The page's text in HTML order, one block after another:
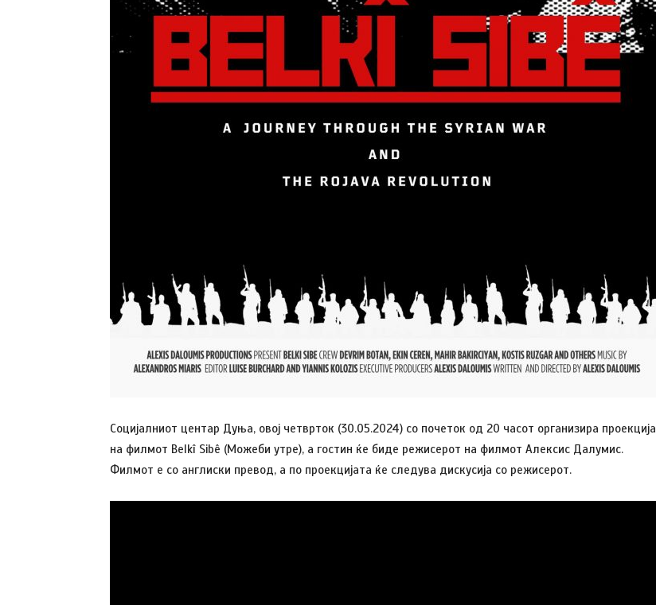
Социјалниот центар Дуња, овој четврток (30.05.2024) со почеток од 20 часот организира проекција
на филмот Belkî Sibê (Можеби утре), а гостин ќе биде режисерот на филмот Алексис Далумис.
Филмот е со англиски превод, а по проекцијата ќе следува дискусија со режисерот.